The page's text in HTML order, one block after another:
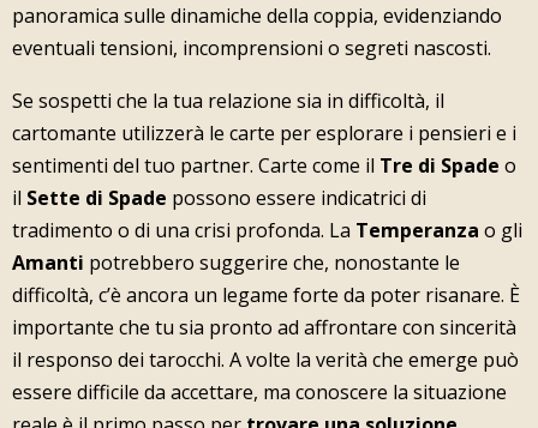
panoramica sulle dinamiche della coppia, evidenziando
eventuali tensioni, incomprensioni o segreti nascosti.
Se sospetti che la tua relazione sia in difficoltà, il
cartomante utilizzerà le carte per esplorare i pensieri e i
sentimenti del tuo partner. Carte come il Tre di Spade o
il Sette di Spade possono essere indicatrici di
tradimento o di una crisi profonda. La Temperanza o gli
Amanti potrebbero suggerire che, nonostante le
difficoltà, c’è ancora un legame forte da poter risanare. È
importante che tu sia pronto ad affrontare con sincerità
il responso dei tarocchi. A volte la verità che emerge può
essere difficile da accettare, ma conoscere la situazione